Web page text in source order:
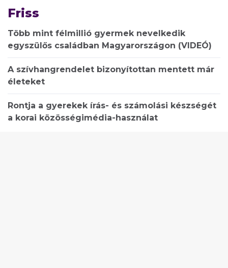
Friss
Több mint félmillió gyermek nevelkedik
egyszülős családban Magyarországon (VIDEÓ)
A szívhangrendelet bizonyítottan mentett már
életeket
Rontja a gyerekek írás- és számolási készségét
a korai közösségimédia-használat